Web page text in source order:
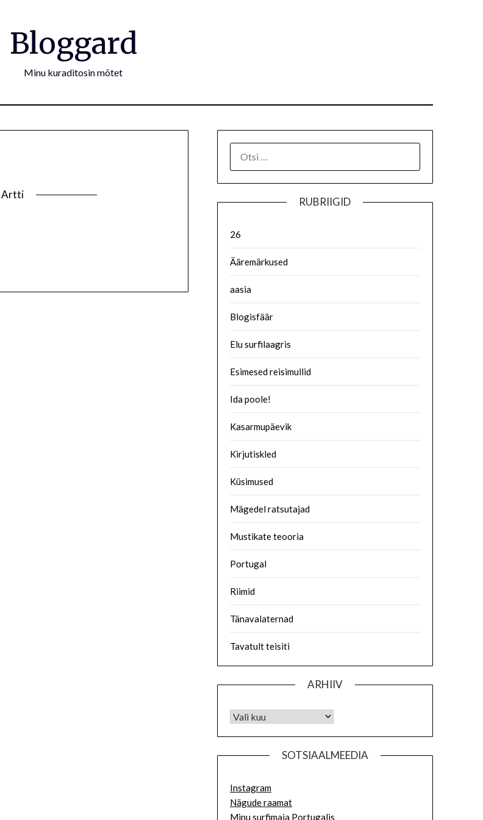
Bloggard
Minu kuraditosin mõtet
Artti
RUBRIIGID
26
Ääremärkused
aasia
Blogisfäär
Elu surfilaagris
Esimesed reisimullid
Ida poole!
Kasarmupäevik
Kirjutiskled
Küsimused
Mägedel ratsutajad
Mustikate teooria
Portugal
Riimid
Tänavalaternad
Tavatult teisiti
ARHIIV
SOTSIAALMEEDIA
Instagram
Nägude raamat
Minu surfimaja Portugalis